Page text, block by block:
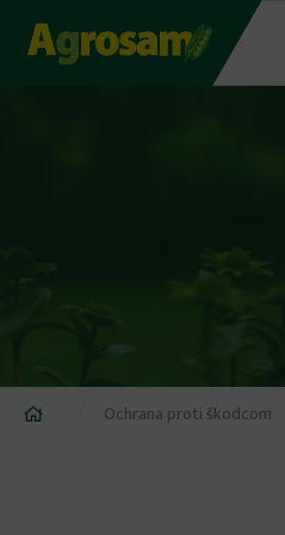
Jump
Nachádzate
Ochrana proti škodcom